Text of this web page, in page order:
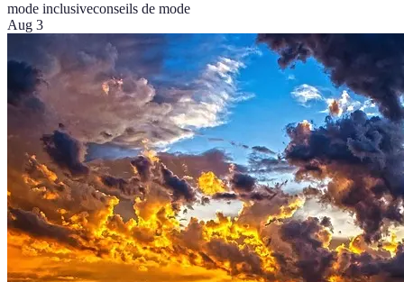
mode inclusiveconseils de mode
Aug 3